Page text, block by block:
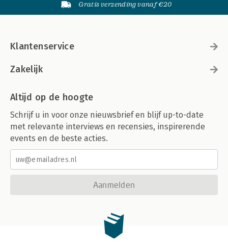
Gratis verzending vanaf €20
Klantenservice
Zakelijk
Altijd op de hoogte
Schrijf u in voor onze nieuwsbrief en blijf up-to-date
met relevante interviews en recensies, inspirerende
events en de beste acties.
Aanmelden